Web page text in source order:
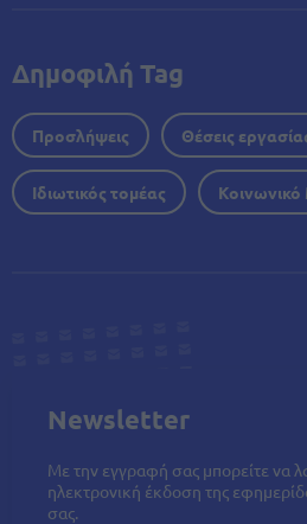
Δημοφιλή Tag
Προσλήψεις Θέσεις
Ιδιωτικός τομέας
Newsletter
Με την εγγραφή σας μπορείτε να
ηλεκτρονική έκδοση της
σας.